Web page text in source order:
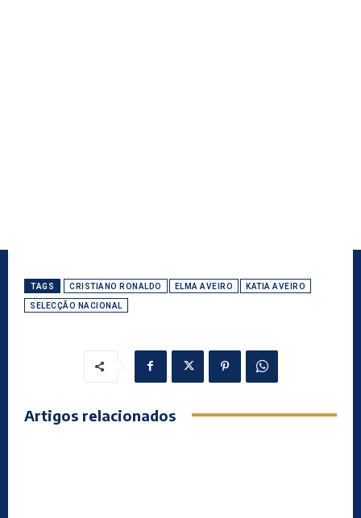
TAGS CRISTIANO RONALDO ELMA AVEIRO KATIA AVEIRO
SELECÇÃO NACIONAL
Artigos relacionados